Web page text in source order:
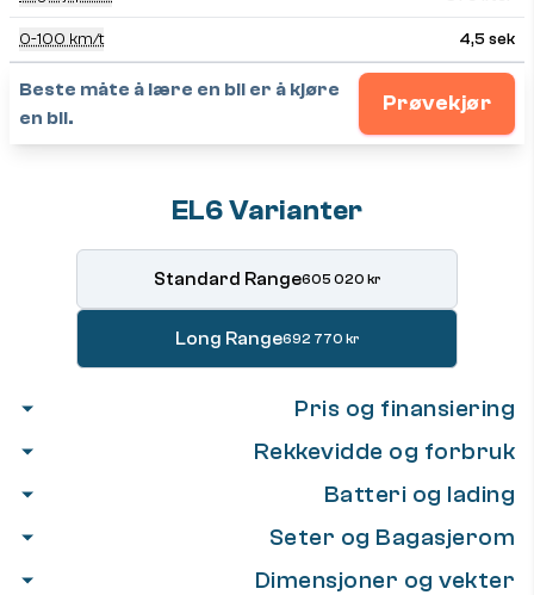
0-100 km/t 4,5 sek
Beste måte å lære en bil er å kjøre
en bil.
Prøvekjør
EL6 Varianter
Standard Range605 020 kr
Long Range692 770 kr
Pris og finansiering
Rekkevidde og forbruk
Batteri og lading
Seter og Bagasjerom
Dimensjoner og vekter